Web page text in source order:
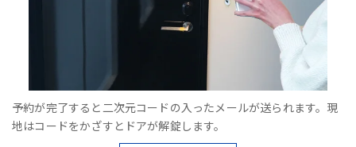
予約が完了すると二次元コードの入ったメールが送られます。現
地はコードをかざすとドアが解錠します。